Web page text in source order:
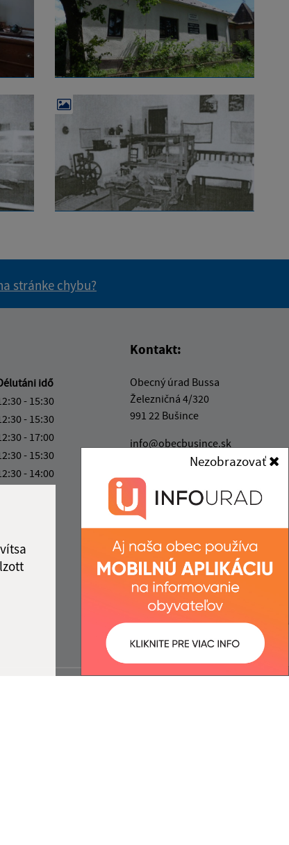
Nezobrazovať
stránke chybu?
idő
- 15:30
- 15:30
- 17:00
- 15:30
- 14:00
Kontakt:
Obecný úrad Bussa
Železničná 4/320
991 22 Bušince
info@obecbusince.sk
+421 47 48 92 147
IČO: 00319236